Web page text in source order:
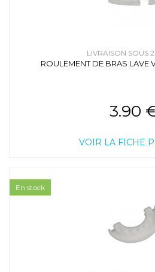
LIVRAISON SOUS
ROULEMENT DE BRAS LAVE
3.90
VOIR LA FICHE
En stock